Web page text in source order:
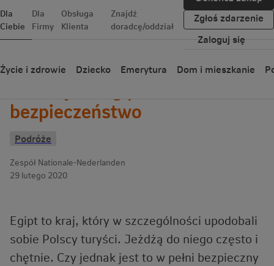
Dla
Ciebie
Dla
Firmy
Obsługa
Klienta
Znajdź
doradcę/oddział
Zgłoś zdarzenie
Zaloguj się
Życie i zdrowie Dziecko Emerytura Dom i mieszkanie
Wróć
bezpieczeństwo
Podróże
Zespół Nationale-Nederlanden
29 lutego 2020
Egipt to kraj, który w szczególności upodobali
sobie Polscy turyści. Jeżdżą do niego często i
chętnie. Czy jednak jest to w pełni bezpieczny